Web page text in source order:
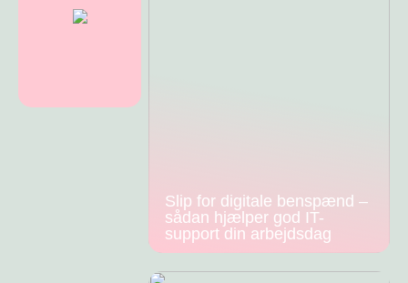
Slip for digitale benspænd –
sådan hjælper god IT-
support din arbejdsdag